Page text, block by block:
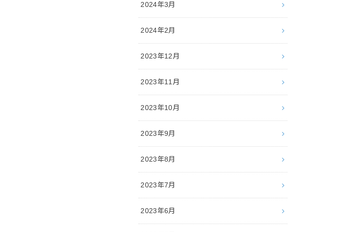
2024年3月
2024年2月
2023年12月
2023年11月
2023年10月
2023年9月
2023年8月
2023年7月
2023年6月